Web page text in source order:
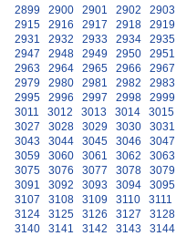
2899
2900 2901 2902 2903
2915
2916 2917 2918 2919
2931
2932 2933 2934 2935
2947
2948 2949 2950 2951
2963
2964 2965 2966 2967
2979
2980 2981 2982 2983
2995
2996 2997 2998 2999
3011
3012 3013 3014 3015
3027
3028 3029 3030 3031
3043
3044 3045 3046 3047
3059
3060 3061 3062 3063
3075
3076 3077 3078 3079
3091
3092 3093 3094 3095
3107
3108 3109 3110 3111
3124
3125 3126 3127 3128
3140
3141 3142 3143 3144